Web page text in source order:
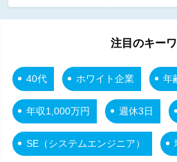
注目のキー
40代 ホワイト企業 年
年収1,000万円 週休3日
SE（システムエンジニア）